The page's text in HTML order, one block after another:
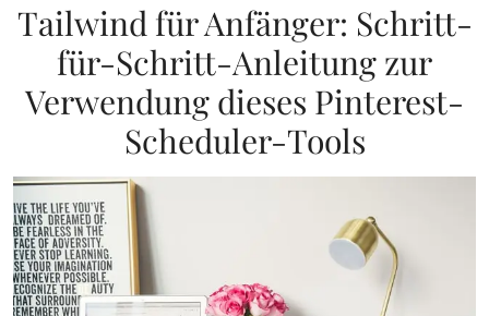
Tailwind für Anfänger: Schritt-
für-Schritt-Anleitung zur
Verwendung dieses Pinterest-
Scheduler-Tools